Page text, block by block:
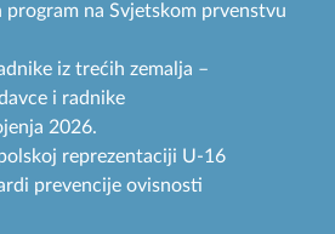
na Svjetskom prvenstvu
iz trećih zemalja –
i radnike
2026.
reprezentaciji U-16
prevencije ovisnosti